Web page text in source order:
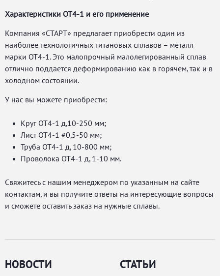
Характеристики ОТ4-1 и его применение
Компания «СТАРТ» предлагает приобрести один из
наиболее технологичных титановых сплавов – металл
марки ОТ4-1. Это малопрочный малолегированный сплав
отлично поддается деформированию как в горячем, так и в
холодном состоянии.
У нас вы можете приобрести:
Круг ОТ4-1 д,10-250 мм;
Лист ОТ4-1 #0,5-50 мм;
Труба ОТ4-1 д, 10-800 мм;
Проволока ОТ4-1 д, 1-10 мм.
Свяжитесь с нашим менеджером по указанным на сайте
контактам, и вы получите ответы на интересующие вопросы
и сможете оставить заказ на нужные сплавы.
НОВОСТИ СТАТЬИ